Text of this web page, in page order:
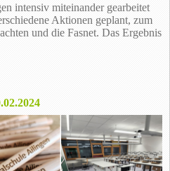
intensiv miteinander gearbeitet
Aktionen geplant, zum
und die Fasnet. Das Ergebnis